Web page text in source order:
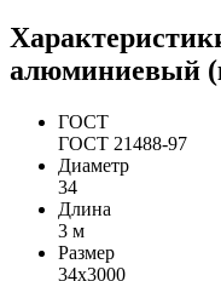
алюминиевый
ГОСТ
ГОСТ 21488-97
Диаметр
34
Длина
3 м
Размер
34х3000